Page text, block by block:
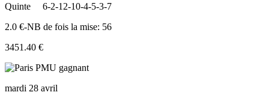
Quinte
6-2-12-10-4-5-3-7
2.0 €-NB de fois la mise: 56
3451.40 €
mardi 28 avril